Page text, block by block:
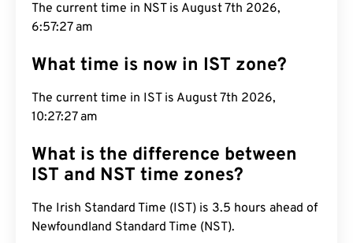
The current time in NST is August 7th 2026,
6:57:27 am
What time is now in IST zone?
The current time in IST is August 7th 2026,
10:27:27 am
What is the difference between
IST and NST time zones?
The Irish Standard Time (IST) is 3.5 hours ahead of
Newfoundland Standard Time (NST).